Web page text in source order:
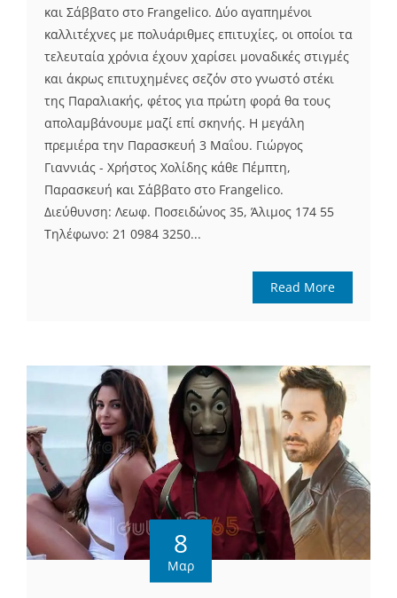
και Σάββατο στο Frangelico. Δύο αγαπημένοι
καλλιτέχνες με πολυάριθμες επιτυχίες, οι οποίοι τα
τελευταία χρόνια έχουν χαρίσει μοναδικές στιγμές
και άκρως επιτυχημένες σεζόν στο γνωστό στέκι
της Παραλιακής, φέτος για πρώτη φορά θα τους
απολαμβάνουμε μαζί επί σκηνής. Η μεγάλη
πρεμιέρα την Παρασκευή 3 Μαΐου. Γιώργος
Γιαννιάς - Χρήστος Χολίδης κάθε Πέμπτη,
Παρασκευή και Σάββατο στο Frangelico.
Διεύθυνση: Λεωφ. Ποσειδώνος 35, Άλιμος 174 55
Τηλέφωνο: 21 0984 3250...
Read More
8
Μαρ